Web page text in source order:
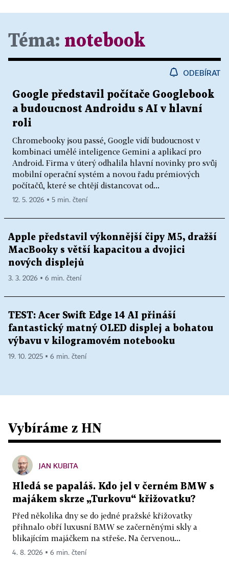
Téma: notebook
ODEBÍRAT
Google představil počítače Googlebook
a budoucnost Androidu s AI v hlavní
roli
Chromebooky jsou passé, Google vidí budoucnost v
kombinaci umělé inteligence Gemini a aplikací pro
Android. Firma v úterý odhalila hlavní novinky pro svůj
mobilní operační systém a novou řadu prémiových
počítačů, které se chtějí distancovat od...
12. 5. 2026 ▪ 5 min. čtení
Apple představil výkonnější čipy M5, dražší
MacBooky s větší kapacitou a dvojici
nových displejů
3. 3. 2026 ▪ 6 min. čtení
TEST: Acer Swift Edge 14 AI přináší
fantastický matný OLED displej a bohatou
výbavu v kilogramovém notebooku
19. 10. 2025 ▪ 6 min. čtení
Vybíráme z HN
JAN KUBITA
Hledá se papaláš. Kdo jel v černém BMW s
majákem skrze „Turkovu“ křižovatku?
Před několika dny se do jedné pražské křižovatky
přihnalo obří luxusní BMW se začerněnými skly a
blikajícím majáčkem na střeše. Na červenou...
4. 8. 2026 ▪ 6 min. čtení